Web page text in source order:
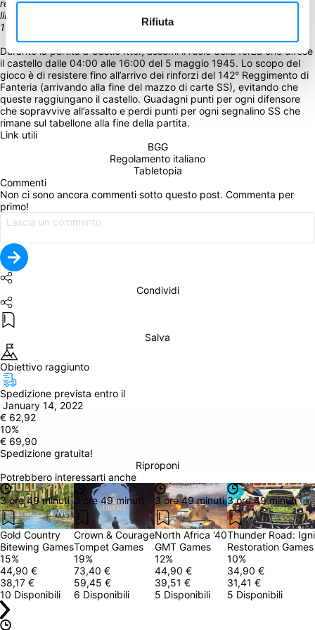
Rifiuta
resistenza austriaca e a prigionieri di guerra francesi da poco
liberati, assieme difesro un castello austriaco contro l'attacco della
17a Divisione SS Panzergrenadier.
Durante la partita a Castle Itter, assumi il ruolo della forza che difese
il castello dalle 04:00 alle 16:00 del 5 maggio 1945. Lo scopo del
gioco è di resistere fino all’arrivo dei rinforzi del 142° Reggimento di
Fanteria (arrivando alla fine del mazzo di carte SS), evitando che
queste raggiungano il castello. Guadagni punti per ogni difensore
che sopravvive all’assalto e perdi punti per ogni segnalino SS che
rimane sul tabellone alla fine della partita.
Link utili
BGG
Regolamento italiano
Tabletopia
Commenti
Non ci sono ancora commenti sotto questo post. Commenta per
primo!
Condividi
Salva
Obiettivo raggiunto
Spedizione prevista entro il
January 14, 2022
€ 62,92
10%
€ 69,90
Spedizione gratuita!
Riproponi
Potrebbero interessarti anche
3 ore 49 minuti
Gold Country
Bitewing Games
15%
44,90 €
38,17 €
10 Disponibili
3 ore 49 minuti
Crown & Courage
Tompet Games
19%
73,40 €
59,45 €
6 Disponibili
3 ore 49 minuti
North Africa '40
GMT Games
12%
44,90 €
39,51 €
5 Disponibili
3 ore 49 minuti
Thunder Road:
Restoration Games
10%
34,90 €
31,41 €
5 Disponibili